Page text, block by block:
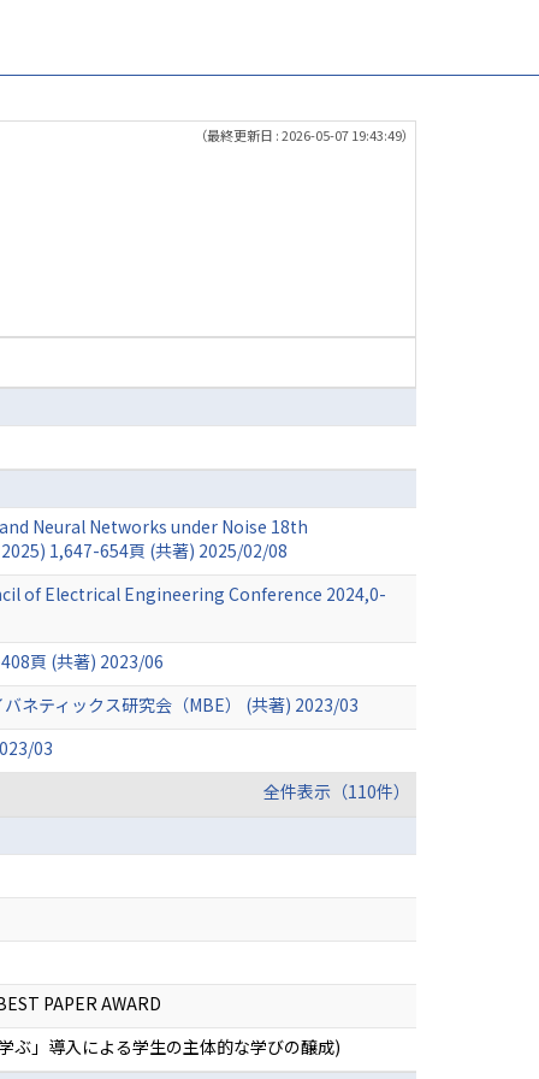
（最終更新日 : 2026-05-07 19:43:49）
Neural Networks under Noise 18th
1,647-654頁 (共著) 2025/02/08
of Electrical Engineering Conference 2024,0-
頁 (共著) 2023/06
ネティックス研究会（MBE） (共著) 2023/03
03
全件表示（110件）
PAPER AWARD
ぶ」導入による学生の主体的な学びの醸成)